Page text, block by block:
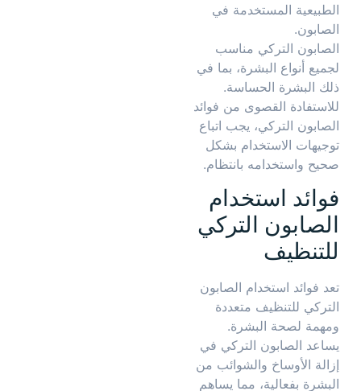
الطبيعية المستخدمة في
الصابون.
الصابون التركي مناسب
لجميع أنواع البشرة، بما في
ذلك البشرة الحساسة.
للاستفادة القصوى من فوائد
الصابون التركي، يجب اتباع
توجيهات الاستخدام بشكل
صحيح واستخدامه بانتظام.
فوائد استخدام
الصابون التركي
للتنظيف
تعد فوائد استخدام الصابون
التركي للتنظيف متعددة
ومهمة لصحة البشرة.
يساعد الصابون التركي في
إزالة الأوساخ والشوائب من
البشرة بفعالية، مما يساهم